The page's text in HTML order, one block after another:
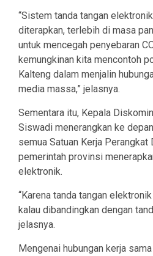
“Sistem tanda tangan
diterapkan, terlebih di masa
untuk mencegah penyebaran
kemungkinan kita mencontoh
Kalteng dalam menjalin
media massa,” jelasnya.
Sementara itu, Kepala
Siswadi menerangkan ke
semua Satuan Kerja Perangkat
pemerintah provinsi
elektronik.
“Karena tanda tangan
kalau dibandingkan dengan
jelasnya.
Mengenai hubungan kerja